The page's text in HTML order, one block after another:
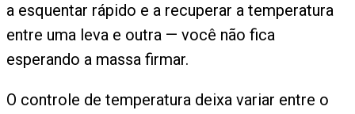
a esquentar rápido e a recuperar a temperatura
entre uma leva e outra — você não fica
esperando a massa firmar.
O controle de temperatura deixa variar entre o